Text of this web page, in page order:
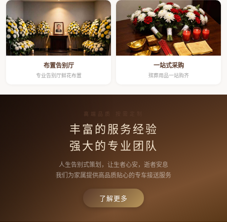
布置告别厅
专业告别厅鲜花布置
一站式采购
殡葬用品一站购齐
高端品质 按需定制
丰富的服务经验
强大的专业团队
人生告别式策划，让生者心安，逝者安息
我们为家属提供高品质贴心的专车接送服务
了解更多